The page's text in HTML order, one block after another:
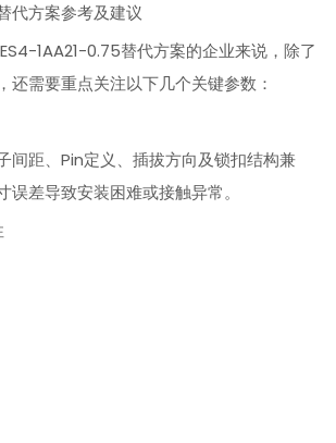
代方案参考及建议
1AA21-0.75替代方案的企业来说，除了
还需要重点关注以下几个关键参数：
间距、Pin定义、插拔方向及锁扣结构兼
误差导致安装困难或接触异常。